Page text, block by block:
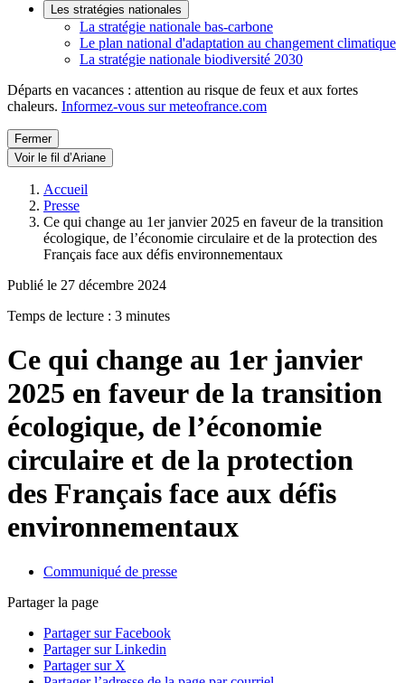
Les stratégies nationales
La stratégie nationale bas-carbone
Le plan national d'adaptation au changement climatique
La stratégie nationale biodiversité 2030
Départs en vacances : attention au risque de feux et aux fortes
chaleurs. Informez-vous sur meteofrance.com
Fermer
Voir le fil d’Ariane
Accueil
Presse
Ce qui change au 1er janvier 2025 en faveur de la transition
écologique, de l’économie circulaire et de la protection des
Français face aux défis environnementaux
Publié le 27 décembre 2024
Temps de lecture : 3 minutes
Ce qui change au 1er janvier
2025 en faveur de la transition
écologique, de l’économie
circulaire et de la protection
des Français face aux défis
environnementaux
Communiqué de presse
Partager la page
Partager sur Facebook
Partager sur Linkedin
Partager sur X